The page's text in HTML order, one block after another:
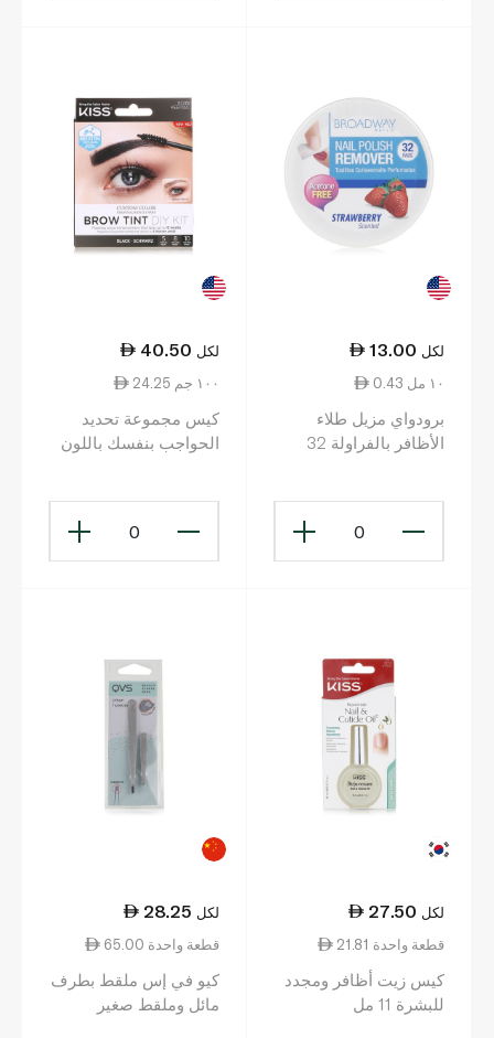
13.00 لكل
0.43 ١٠ مل
برودواي مزيل طلاء
الأظافر بالفراولة 32
0
40.50 لكل
24.25 ١٠٠ جم
كيس مجموعة تحديد
الحواجب بنفسك باللون
0
27.50 لكل
21.81 قطعة واحدة
كيس زيت أظافر ومجدد
للبشرة 11 مل
28.25 لكل
65.00 قطعة واحدة
كيو في إس ملقط بطرف
مائل وملقط صغير